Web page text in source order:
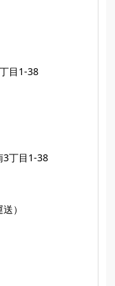
目1-38
3丁目1-38
）